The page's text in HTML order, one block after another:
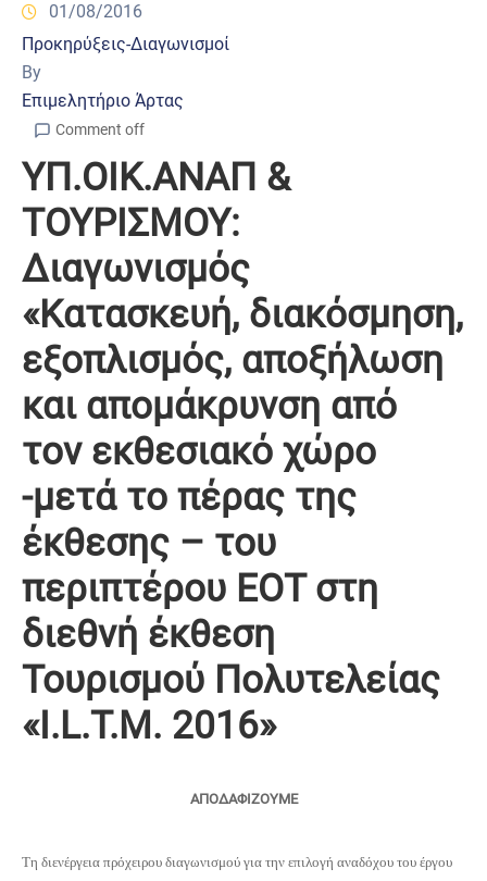
01/08/2016
Προκηρύξεις-Διαγωνισμοί
By
Επιμελητήριο Άρτας
Comment off
ΥΠ.ΟΙΚ.ΑΝΑΠ &
ΤΟΥΡΙΣΜΟΥ:
Διαγωνισμός
«Κατασκευή, διακόσμηση,
εξοπλισμός, αποξήλωση
και απομάκρυνση από
τον εκθεσιακό χώρο
-μετά το πέρας της
έκθεσης – του
περιπτέρου ΕΟΤ στη
διεθνή έκθεση
Τουρισμού Πολυτελείας
«Ι.L.T.M. 2016»
ΑΠΟΔΑΦΙΖΟΥΜΕ
Τη διενέργεια πρόχειρου διαγωνισμού για την επιλογή αναδόχου του έργου